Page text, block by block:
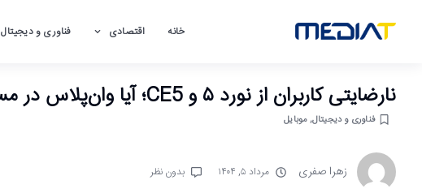
خانه اقتصادی فناوری و دیجیتال
نارضایتی کاربران از نورد ۵ و CE5؛ آیا وان‌پلاس در مسیر سقوط میان‌رده‌هاست
فناوری و دیجیتال,موبایل
زهرا صفری مرداد ۵, ۱۴۰۴ بدون نظر